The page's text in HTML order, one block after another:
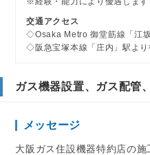
交通アクセス
◇Osaka Metro 御堂筋線「江
◇阪急宝塚本線「庄内」駅よ
ガス機器設置、ガス配管
メッセージ
大阪ガス住設機器特約店の